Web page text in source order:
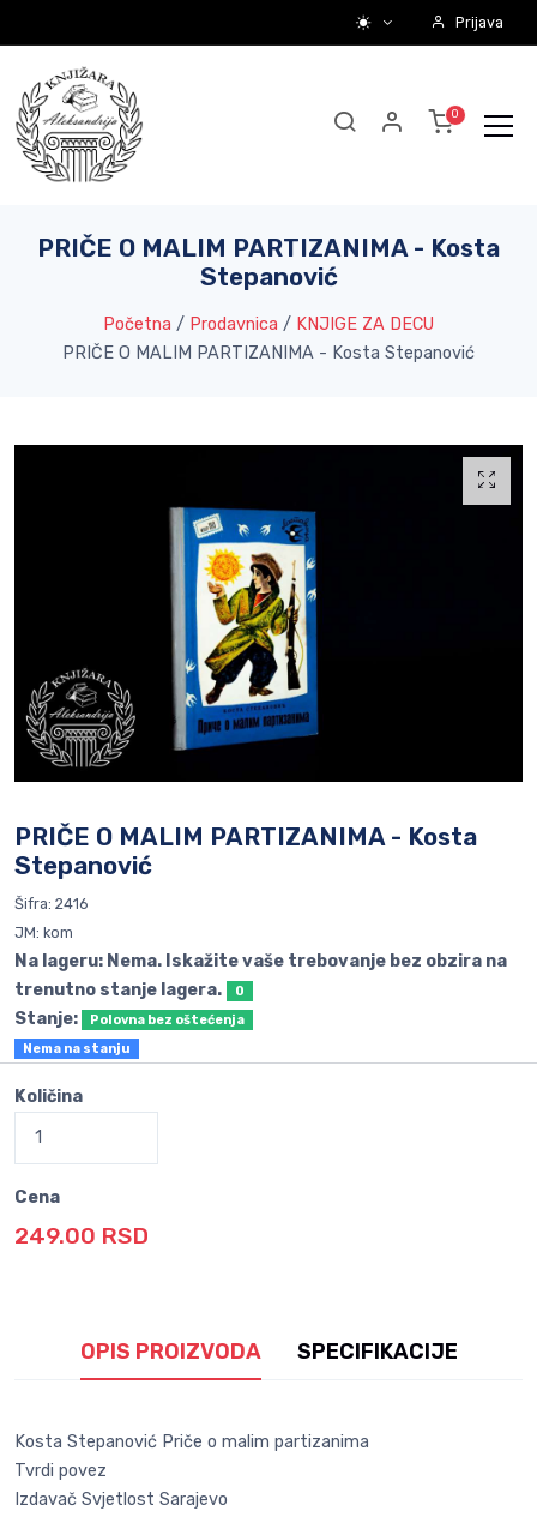
Prijava
PRIČE O MALIM PARTIZANIMA - Kosta
Stepanović
Početna / Prodavnica / KNJIGE ZA DECU
PRIČE O MALIM PARTIZANIMA - Kosta Stepanović
PRIČE O MALIM PARTIZANIMA - Kosta
Stepanović
Šifra: 2416
JM: kom
Na lageru: Nema. Iskažite vaše trebovanje bez obzira na
trenutno stanje lagera.
0
Stanje:
Polovna bez oštećenja
Nema na stanju
Količina
Cena
249.00 RSD
OPIS PROIZVODA SPECIFIKACIJE
Kosta Stepanović Priče o malim partizanima
Tvrdi povez
Izdavač Svjetlost Sarajevo